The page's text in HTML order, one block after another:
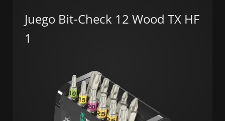
Juego Bit-Check 12 Wood TX HF
1